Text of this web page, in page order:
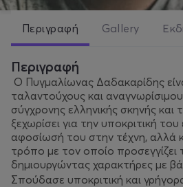
Περιγραφή Gallery
Περιγραφή
Ο Πυγμαλίωνας Δαδακαρίδης
ταλαντούχους και
σύγχρονης ελληνικής σκηνής και
ξεχωρίσει για την υποκριτική
αφοσίωσή του στην τέχνη, αλλά
τρόπο με τον οποίο
δημιουργώντας χαρακτήρες με
Σπούδασε υποκριτική και